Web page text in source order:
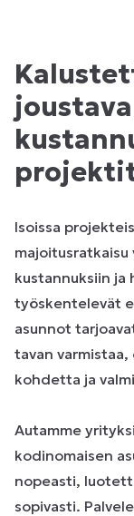
Isoissa
majoitusratkaisu
kustannuksiin
työskentelevät
asunnot
tavan
kohdetta ja
Autamme
kodinomaisen
nopeasti,
sopivasti.